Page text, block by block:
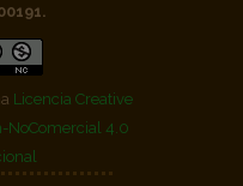
Licencia Creative
NoComercial 4.0